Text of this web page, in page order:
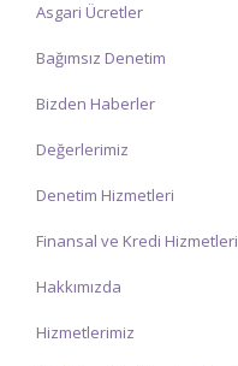
Asgari Ücretler
Bağımsız Denetim
Bizden Haberler
Değerlerimiz
Denetim Hizmetleri
Finansal ve Kredi Hizmetleri
Hakkımızda
Hizmetlerimiz